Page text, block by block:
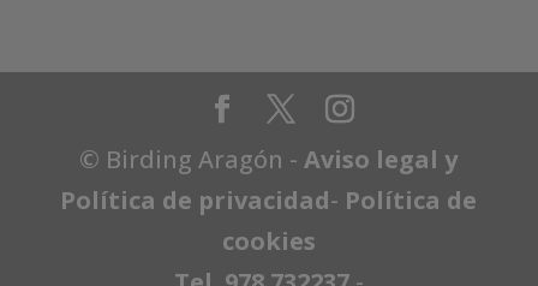
© Birding Aragón -Aviso legal y
Política de privacidad- Política de
cookies